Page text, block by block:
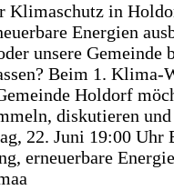
Klimaschutz in
Energien
unsere Gemeinde
Beim 1. Klima-
Holdorf
diskutieren
22. Juni 19:00 Uhr
erneuerbare